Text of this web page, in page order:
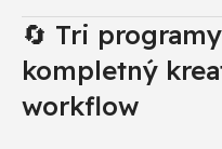
🔄 Tri
kompletný
workflow